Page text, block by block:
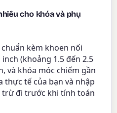
cho khóa và phụ
kèm khoen nối
(khoảng 1.5 đến 2.5
và khóa móc chiếm gần
thực tế của bạn và nhập
trừ đi trước khi tính toán